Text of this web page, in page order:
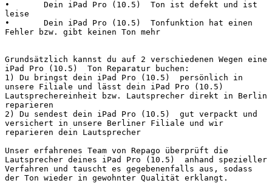
•	Dein iPad Pro (10.5)  Ton ist defekt und ist
leise
•	Dein iPad Pro (10.5)  Tonfunktion hat einen
Fehler bzw. gibt keinen Ton mehr
Grundsätzlich kannst du auf 2 verschiedenen Wegen eine
iPad Pro (10.5)  Ton Reparatur buchen:
1) Du bringst dein iPad Pro (10.5)  persönlich in
unsere Filiale und lässt dein iPad Pro (10.5)
Lautsprechereinheit bzw. Lautsprecher direkt in Berlin
reparieren
2) Du sendest dein iPad Pro (10.5)  gut verpackt und
versichert in unsere Berliner Filiale und wir
reparieren dein Lautsprecher
Unser erfahrenes Team von Repago überprüft die
Lautsprecher deines iPad Pro (10.5)  anhand spezieller
Verfahren und tauscht es gegebenenfalls aus, sodass
der Ton wieder in gewohnter Qualität erklangt.